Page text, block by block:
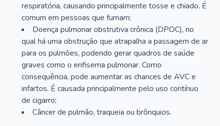
respiratória, causando principalmente tosse e chiado. É
comum em pessoas que fumam;
Doença pulmonar obstrutiva crônica (DPOC), no
qual há uma obstrução que atrapalha a passagem de ar
para os pulmões, podendo gerar quadros de saúde
graves como o enfisema pulmonar. Como
consequência, pode aumentar as chances de AVC e
infartos. É causada principalmente pelo uso contínuo
de cigarro;
Câncer de pulmão, traqueia ou brônquios.